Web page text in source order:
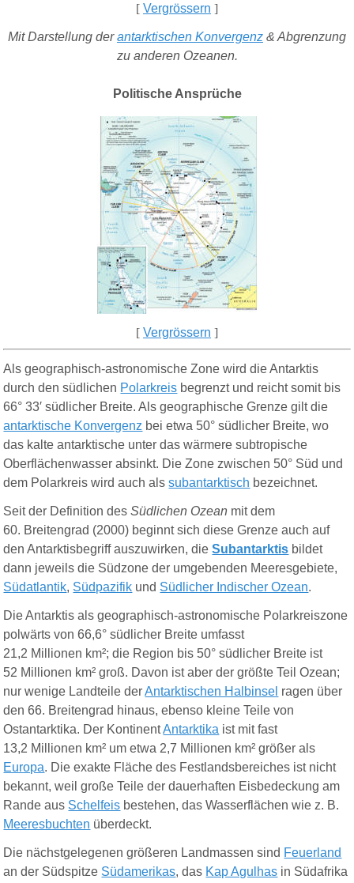
[ Vergrössern ]
Mit Darstellung derantarktischen Konvergenz & Abgrenzung
zu anderen Ozeanen.
Politische Ansprüche
[ Vergrössern ]
Als geographisch-astronomische Zone wird die Antarktis
durch den südlichen Polarkreis begrenzt und reicht somit bis
66° 33′ südlicher Breite. Als geographische Grenze gilt die
antarktische Konvergenz bei etwa 50° südlicher Breite, wo
das kalte antarktische unter das wärmere subtropische
Oberflächenwasser absinkt. Die Zone zwischen 50° Süd und
dem Polarkreis wird auch alssubantarktisch bezeichnet.
Seit der Definition desSüdlichen Ozean mit dem
60. Breitengrad (2000) beginnt sich diese Grenze auch auf
den Antarktisbegriff auszuwirken, dieSubantarktis bildet
dann jeweils die Südzone der umgebenden Meeresgebiete,
Südatlantik, Südpazifik und Südlicher Indischer Ozean.
Die Antarktis als geographisch-astronomische Polarkreiszone
polwärts von 66,6° südlicher Breite umfasst
21,2 Millionen km²; die Region bis 50° südlicher Breite ist
52 Millionen km² groß. Davon ist aber der größte Teil Ozean;
nur wenige Landteile derAntarktischen Halbinsel ragen über
den 66. Breitengrad hinaus, ebenso kleine Teile von
Ostantarktika. Der KontinentAntarktika ist mit fast
13,2 Millionen km² um etwa 2,7 Millionen km² größer als
Europa. Die exakte Fläche des Festlandsbereiches ist nicht
bekannt, weil große Teile der dauerhaften Eisbedeckung am
Rande aus Schelfeis bestehen, das Wasserflächen wie z. B.
Meeresbuchten überdeckt.
Die nächstgelegenen größeren Landmassen sind Feuerland
an der Südspitze Südamerikas, das Kap Agulhas in Südafrika